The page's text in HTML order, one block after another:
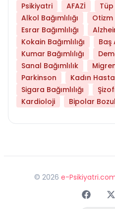
Psikiyatri AFAZİ
Alkol Bağımlılığı
Otizm
Esrar Bağımlılığı
Kokain Bağımlılığı
Baş
Kumar Bağımlılığı
Sanal Bağımlılık
Parkinson
Kadın
Sigara Bağımlılığı
Kardioloji
Bipolar
© 2026 e-